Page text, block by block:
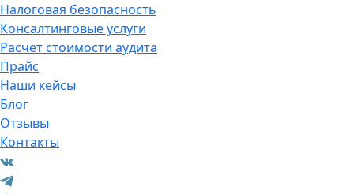
Налоговая безопасность
Консалтинговые услуги
Расчет стоимости аудита
Прайс
Наши кейсы
Блог
Отзывы
Контакты